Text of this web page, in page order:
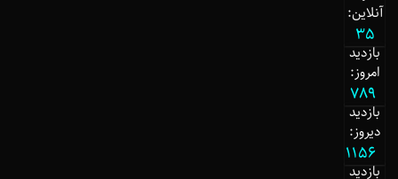
آنلاین:
35
بازدید
امروز:
789
بازدید
دیروز:
1156
بازدید